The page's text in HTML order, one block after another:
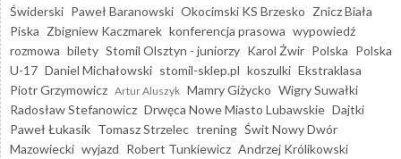
Świderski Paweł Baranowski Okocimski KS Brzesko Znicz Biała
Piska Zbigniew Kaczmarek konferencja prasowa wypowiedź
rozmowa bilety Stomil Olsztyn - juniorzy Karol Żwir Polska Polska
U-17 Daniel Michałowski stomil-sklep.pl koszulki Ekstraklasa
Piotr Grzymowicz Artur Aluszyk Mamry Giżycko Wigry Suwałki
Radosław Stefanowicz Drwęca Nowe Miasto Lubawskie Dajtki
Paweł Łukasik Tomasz Strzelec trening Świt Nowy Dwór
Mazowiecki wyjazd Robert Tunkiewicz Andrzej Królikowski